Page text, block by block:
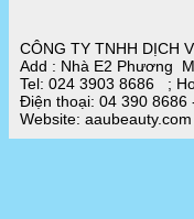
CÔNG TY TNHH DỊCH
Add : Nhà E2 Phương
Tel: 024 3903 8686 ;
Điện thoại: 04 390 8686
Website: